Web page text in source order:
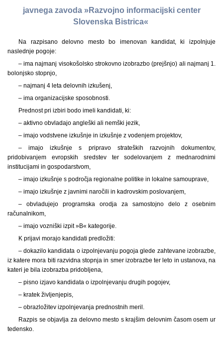
javnega zavoda »Razvojno informacijski center
Slovenska Bistrica«
Na razpisano delovno mesto bo imenovan kandidat, ki izpolnjuje
naslednje pogoje:
– ima najmanj visokošolsko strokovno izobrazbo (prejšnjo) ali najmanj 1.
bolonjsko stopnjo,
– najmanj 4 leta delovnih izkušenj,
– ima organizacijske sposobnosti.
Prednost pri izbiri bodo imeli kandidati, ki:
– aktivno obvladajo angleški ali nemški jezik,
– imajo vodstvene izkušnje in izkušnje z vodenjem projektov,
– imajo izkušnje s pripravo strateških razvojnih dokumentov,
pridobivanjem evropskih sredstev ter sodelovanjem z mednarodnimi
institucijami in gospodarstvom,
– imajo izkušnje s področja regionalne politike in lokalne samouprave,
– imajo izkušnje z javnimi naročili in kadrovskim poslovanjem,
– obvladujejo programska orodja za samostojno delo z osebnim
računalnikom,
– imajo vozniški izpit »B« kategorije.
K prijavi morajo kandidati predložiti:
– dokazilo kandidata o izpolnjevanju pogoja glede zahtevane izobrazbe,
iz katere mora biti razvidna stopnja in smer izobrazbe ter leto in ustanova, na
kateri je bila izobrazba pridobljena,
– pisno izjavo kandidata o izpolnjevanju drugih pogojev,
– kratek življenjepis,
– obrazložitev izpolnjevanja prednostnih meril.
Razpis se objavlja za delovno mesto s krajšim delovnim časom osem ur
tedensko.